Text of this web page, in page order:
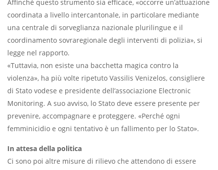
Affinché questo strumento sia efficace, «occorre un’attuazione
coordinata a livello intercantonale, in particolare mediante
una centrale di sorveglianza nazionale plurilingue e il
coordinamento sovraregionale degli interventi di polizia», si
legge nel rapporto.
«Tuttavia, non esiste una bacchetta magica contro la
violenza», ha più volte ripetuto Vassilis Venizelos, consigliere
di Stato vodese e presidente dell’associazione Electronic
Monitoring. A suo avviso, lo Stato deve essere presente per
prevenire, accompagnare e proteggere. «Perché ogni
femminicidio e ogni tentativo è un fallimento per lo Stato».
In attesa della politica
Ci sono poi altre misure di rilievo che attendono di essere